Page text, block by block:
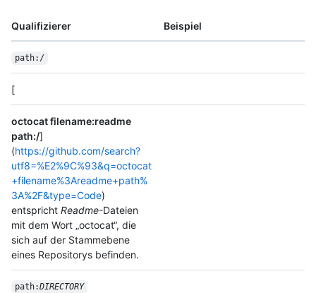
Qualifizierer Beispiel
path:/
[
octocat filename:readme
path:/]
(https://github.com/search?
utf8=%E2%9C%93&q=octocat
+filename%3Areadme+path%
3A%2F&type=Code)
entspricht Readme-Dateien
mit dem Wort „octocat“, die
sich auf der Stammebene
eines Repositorys befinden.
path:DIRECTORY